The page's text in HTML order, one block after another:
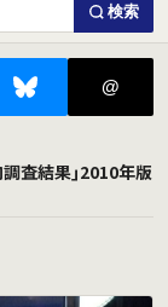
検索
@
調査結果｣2010年版